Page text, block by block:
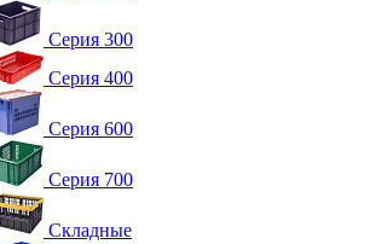
Серия 300
Серия 400
Серия 600
Серия 700
Складные